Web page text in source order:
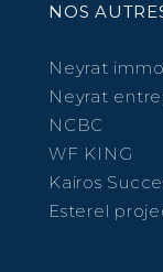
NOS
Neyrat
Neyrat
NCBC
WF KING
Kairos
Esterel